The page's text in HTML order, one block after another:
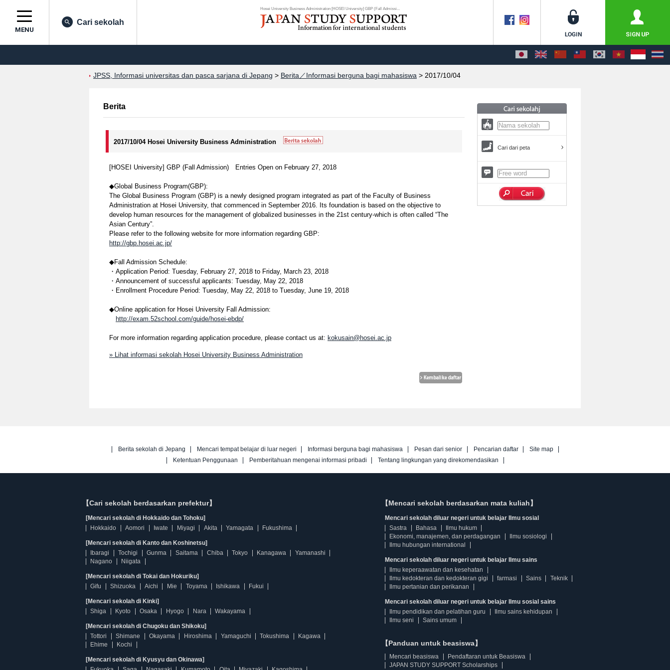
Hosei University Business Administration [HOSEI University] GBP (Fall Admissi...
MENU
Cari sekolah
JPSS, Informasi universitas dan pasca sarjana di Jepang > Berita／Informasi berguna bagi mahasiswa > 2017/10/04
Berita
2017/10/04 Hosei University Business Administration
[HOSEI University] GBP (Fall Admission) Entries Open on February 27, 2018
◆Global Business Program(GBP):
The Global Business Program (GBP) is a newly designed program integrated as part of the Faculty of Business
Administration at Hosei University, that commenced in September 2016. Its foundation is based on the objective to
develop human resources for the management of globalized businesses in the 21st century-which is often called “The
Asian Century”.
Please refer to the following website for more information regarding GBP:
http://gbp.hosei.ac.jp/
◆Fall Admission Schedule:
・Application Period: Tuesday, February 27, 2018 to Friday, March 23, 2018
・Announcement of successful applicants: Tuesday, May 22, 2018
・Enrollment Procedure Period: Tuesday, May 22, 2018 to Tuesday, June 19, 2018
◆Online application for Hosei University Fall Admission:
http://exam.52school.com/guide/hosei-ebdp/
For more information regarding application procedure, please contact us at: kokusain@hosei.ac.jp
» Lihat informasi sekolah Hosei University Business Administration
Cari dari peta
Berita sekolah di Jepang Mencari tempat belajar di luar negeri Informasi berguna bagi mahasiswa Pesan dari senior Pencarian daftar
Site map
Ketentuan Penggunaan
Pemberitahuan mengenai informasi pribadi Tentang lingkungan yang direkomendasikan
【Cari sekolah berdasarkan prefektur】
[Mencari sekolah di Hokkaido dan Tohoku]
Hokkaido
Aomori Iwate Miyagi Akita Yamagata Fukushima
[Mencari sekolah di Kanto dan Koshinetsu]
Ibaragi
Tochigi Gunma Saitama Chiba Tokyo Kanagawa
Yamanashi
Nagano
Niigata
[Mencari sekolah di Tokai dan Hokuriku]
Gifu
Shizuoka Aichi Mie Toyama Ishikawa Fukui
[Mencari sekolah di Kinki]
Shiga
Kyoto Osaka Hyogo Nara Wakayama
[Mencari sekolah di Chugoku dan Shikoku]
Tottori
Shimane Okayama Hiroshima Yamaguchi Tokushima
Kagawa
Ehime
Kochi
[Mencari sekolah di Kyusyu dan Okinawa]
【Mencari sekolah berdasarkan mata kuliah】
Mencari sekolah diluar negeri untuk belajar Ilmu sosial
Sastra
Bahasa
Ilmu hukum
Ekonomi, manajemen, dan perdagangan
Ilmu sosiologi
Ilmu hubungan international
Mencari sekolah diluar negeri untuk belajar Ilmu sains
Ilmu keperaawatan dan kesehatan
Ilmu kedokteran dan kedokteran gigi
farmasi Sains
Teknik
Ilmu pertanian dan perikanan
Mencari sekolah diluar negeri untuk belajar Ilmu sosial sains
Ilmu pendidikan dan pelatihan guru
Ilmu sains kehidupan
Ilmu seni
Sains umum
【Panduan untuk beasiswa】
Mencari beasiswa
Pendaftaran untuk Beasiswa
JAPAN STUDY SUPPORT Scholarships